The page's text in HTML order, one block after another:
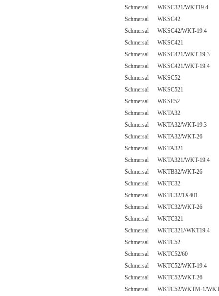
Schmersal WKSC321/WKT19.4
Schmersal WKSC42
Schmersal WKSC42/WKT-19.4
Schmersal WKSC421
Schmersal WKSC421/WKT-19.3
Schmersal WKSC421/WKT-19.4
Schmersal WKSC52
Schmersal WKSC521
Schmersal WKSE52
Schmersal WKTA32
Schmersal WKTA32/WKT-19.3
Schmersal WKTA32/WKT-26
Schmersal WKTA321
Schmersal WKTA321/WKT-19.4
Schmersal WKTB32/WKT-26
Schmersal WKTC32
Schmersal WKTC32/1X401
Schmersal WKTC32/WKT-26
Schmersal WKTC321
Schmersal WKTC321//WKT19.4
Schmersal WKTC52
Schmersal WKTC52/60
Schmersal WKTC52/WKT-19.4
Schmersal WKTC52/WKT-26
Schmersal WKTC52/WKTM-1/